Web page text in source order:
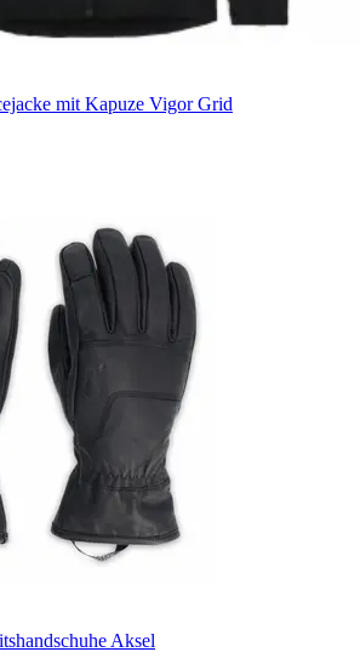
mit Kapuze Vigor Grid
Aksel